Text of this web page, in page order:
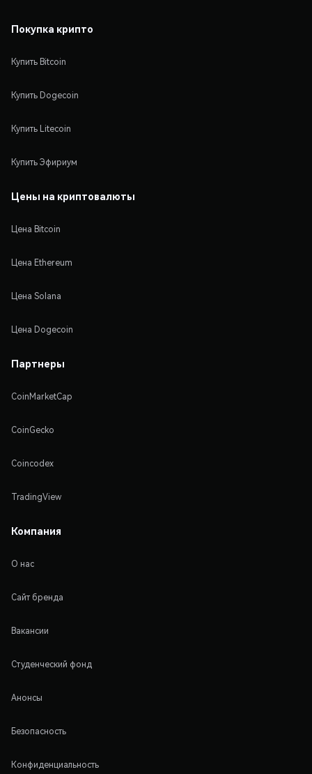
Покупка крипто
Купить Bitcoin
Купить Dogecoin
Купить Litecoin
Купить Эфириум
Цены на криптовалюты
Цена Bitcoin
Цена Ethereum
Цена Solana
Цена Dogecoin
Партнеры
CoinMarketCap
CoinGecko
Coincodex
TradingView
Компания
О нас
Сайт бренда
Вакансии
Студенческий фонд
Анонсы
Безопасность
Конфиденциальность